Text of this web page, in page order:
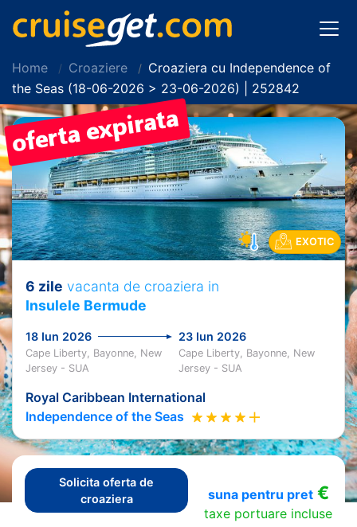
Home Croaziere
Croaziera cu Independence of
the Seas (18-06-2026 > 23-06-2026) | 252842
EXOTIC
6 zile vacanta de croaziera in
Insulele Bermude
18 Iun 2026 23 Iun 2026
Cape Liberty, Bayonne, New
Jersey - SUA
Cape Liberty, Bayonne, New
Jersey - SUA
Royal Caribbean International
Independence of the Seas
Solicita oferta de
croaziera
suna pentru pret€
taxe portuare incluse